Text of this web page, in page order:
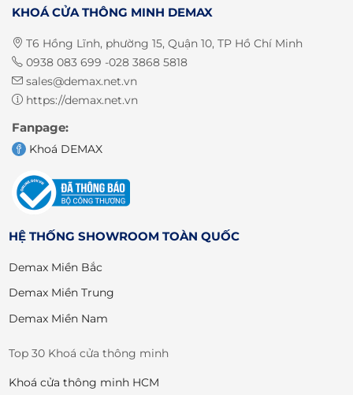
KHOÁ CỬA THÔNG MINH DEMAX
T6 Hồng Lĩnh, phường 15, Quận 10, TP Hồ Chí Minh
0938 083 699 -028 3868 5818
sales@demax.net.vn
https://demax.net.vn
Fanpage:
Khoá DEMAX
HỆ THỐNG SHOWROOM TOÀN QUỐC
Demax Miền Bắc
Demax Miền Trung
Demax Miền Nam
Top 30 Khoá cửa thông minh
Khoá cửa thông minh HCM